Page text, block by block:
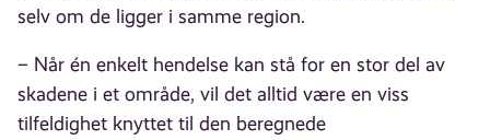
selv om de ligger i samme region.
– Når én enkelt hendelse kan stå for en stor del av
skadene i et område, vil det alltid være en viss
tilfeldighet knyttet til den beregnede